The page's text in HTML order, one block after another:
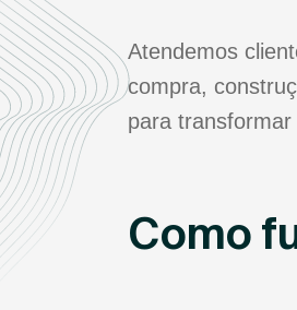
Atendemos
compra,
para
Como